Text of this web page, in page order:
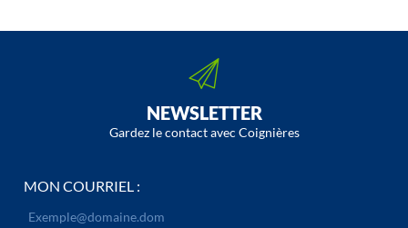
NEWSLETTER
Gardez le contact avec Coignières
MON COURRIEL :